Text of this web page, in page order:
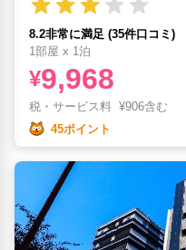
8.2非常に満足 (35件口コミ)
1部屋 x 1泊
¥9,968
税・サービス料 ¥906含む
45ポイント